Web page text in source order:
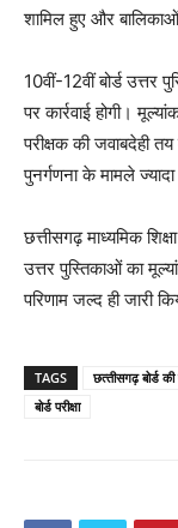
शामिल हुए और
10वीं-12वीं बोर्ड उत्तर
पर कार्रवाई होगी।
परीक्षक की जवाबदेही
पुनर्गणना के मामले
छत्तीसगढ़ माध्यमिक
उत्तर पुस्तिकाओं का
परिणाम जल्द ही जारी
TAGS छत्‍तीसगढ़ बोर्ड की
बोर्ड परीक्षा